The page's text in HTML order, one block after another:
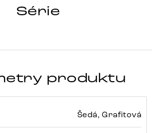
Série
produktu
Šedá, Grafitová